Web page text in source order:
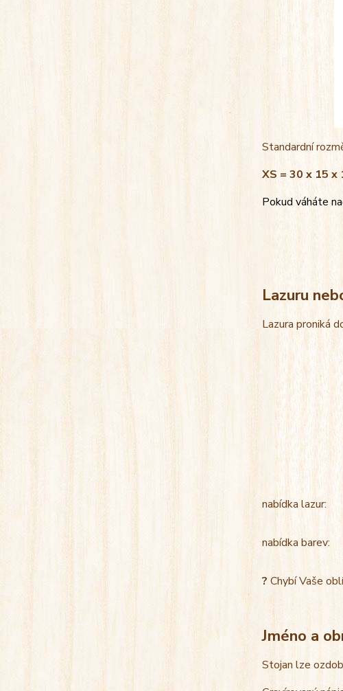
Standardní
XS = 30 x 15 x
Pokud váháte
Lazuru
Lazura proniká
nabídka lazur:
nabídka barev:
? Chybí Vaše
Jméno a
Stojan lze